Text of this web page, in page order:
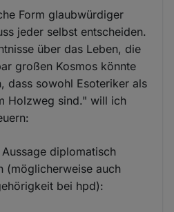
Form glaubwürdiger
jeder selbst entscheiden.
über das Leben, die
großen Kosmos könnte
dass sowohl Esoteriker als
Holzweg sind." will ich
diplomatisch
(möglicherweise auch
bei hpd):